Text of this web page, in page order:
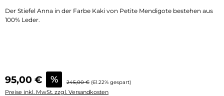
Der Stiefel Anna in der Farbe Kaki von Petite Mendigote bestehen aus
100% Leder.
Verkaufspreis:
95,00 € % Regulärer Preis:
245,00 € (61.22% gespart)
Preise inkl. MwSt. zzgl. Versandkosten